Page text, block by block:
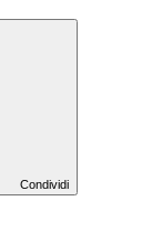
Condividi